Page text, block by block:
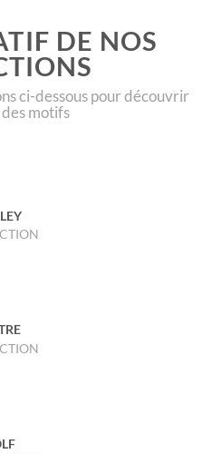
DE NOS
ci-dessous pour découvrir
des motifs